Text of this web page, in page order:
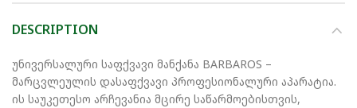
DESCRIPTION
უნივერსალური საფქვავი მანქანა BARBAROS –
მარცვლეულის დასაფქვავი პროფესიონალური აპარატია.
ის საუკეთესო არჩევანია მცირე საწარმოებისთვის,